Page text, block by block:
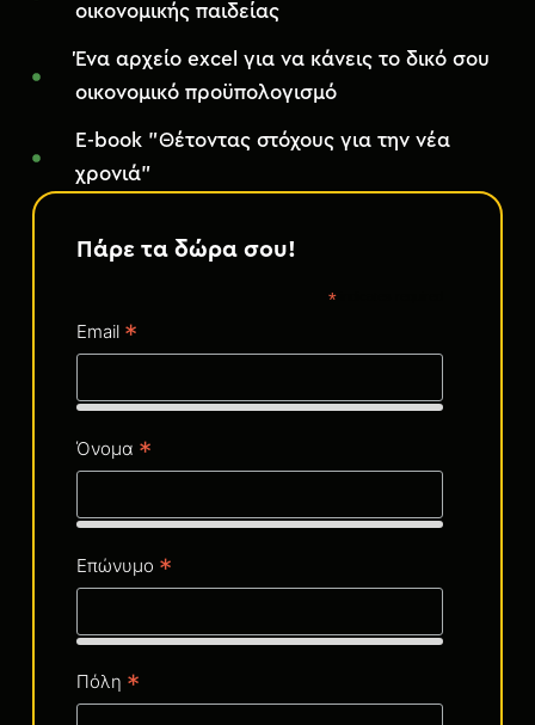
ό
ν
οικονομικής παιδείας
Ένα αρχείο excel για να κάνεις το δικό σου
οικονομικό προϋπολογισμό
E-book "Θέτoντας στόχους για την νέα
χρονιά"
Πάρε τα δώρα σου!
*
Email *
Όνομα *
Επώνυμο *
Πόλη *